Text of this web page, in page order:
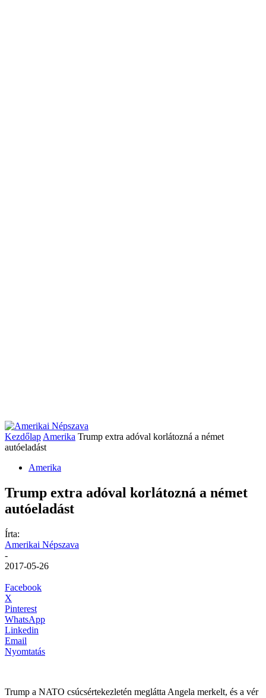
Kezdőlap Amerika Trump extra adóval korlátozná a német
autóeladást
Amerika
Trump extra adóval korlátozná a német
autóeladást
Írta:
Amerikai Népszava
-
2017-05-26
Facebook
X
Pinterest
WhatsApp
Linkedin
Email
Nyomtatás
Trump a NATO csúcsértekezletén meglátta Angela merkelt, és a vér